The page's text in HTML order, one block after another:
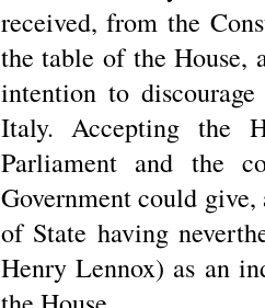
received, from the
the table of the House,
intention to
Italy. Accepting the
Parliament and the
Government could
of State having
Henry Lennox) as an